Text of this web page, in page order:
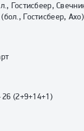
, Гостисбеер,
(бол.,Гостисбеер, Ахо)
(2+9+14+1)